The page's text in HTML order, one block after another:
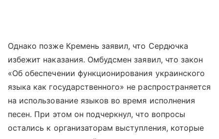
Однако позже Кремень заявил, что Сердючка
избежит наказания. Омбудсмен заявил, что закон
«Об обеспечении функционирования украинского
языка как государственного» не распространяется
на использование языков во время исполнения
песен. При этом он подчеркнул, что вопросы
остались к организаторам выступления, которые